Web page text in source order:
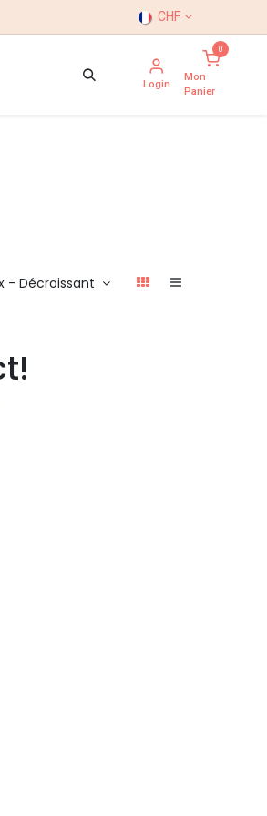
CHF
Login
0
Mon
Panier
- Décroissant